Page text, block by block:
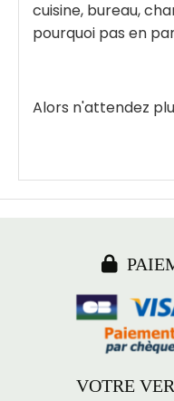
cuisine, bureau,
pourquoi pas en
Alors n'attendez

VOTRE